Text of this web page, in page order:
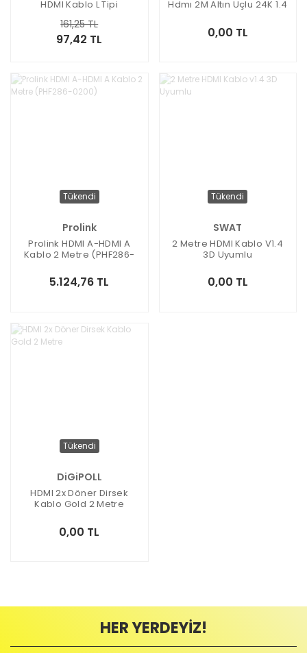
HDMI Kablo L Tipi
97,42 TL
161,25 TL
Hdmı 2M Altın Uçlu 24K 1.4
0,00 TL
Tükendi
Prolink
Prolink HDMI A-HDMI A
Kablo 2 Metre (PHF286-
5.124,76 TL
Tükendi
SWAT
2 Metre HDMI Kablo V1.4
3D Uyumlu
0,00 TL
Tükendi
DiGiPOLL
HDMI 2x Döner Dirsek
Kablo Gold 2 Metre
0,00 TL
HER YERDEYİZ!